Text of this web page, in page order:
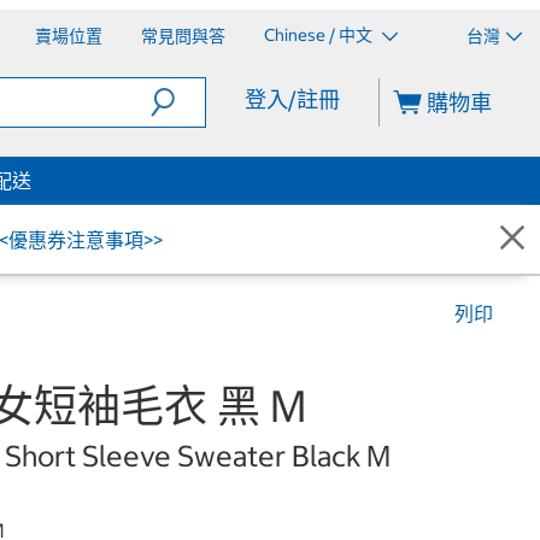
賣場位置 常見問與答 Chinese / 中文 台灣
登入/註冊 購物車
送
優惠券注意事項>>
列印
短袖毛衣 黑 M
Sleeve Sweater Black M